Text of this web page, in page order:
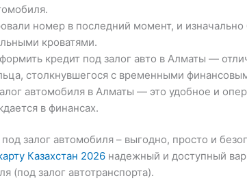
номер в последний момент, и изначально
кроватями.
кредит под залог авто в Алматы —
столкнувшегося с временными
автомобиля в Алматы — это удобное и
в финансах.
залог автомобиля – выгодно, просто и
Казахстан 2026 надежный и доступный
(под залог автотранспорта).